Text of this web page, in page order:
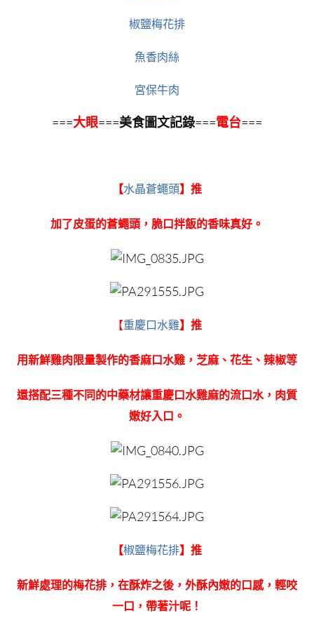
椒鹽梅花排
魚香肉絲
宮保牛肉
===大眼===美食圖文記錄===電台===
【水晶蒼蠅頭】推
加了皮蛋的蒼蠅頭，脆口拌飯的香味真好。
【重慶口水雞】推
用新鮮雞肉限量製作的香麻口水雞，芝麻、花生、辣椒等
還搭配三種不同的中藥材讓重慶口水雞麻的流口水，肉質
嫩好入口。
【椒鹽梅花排】推
新鮮處理的梅花排，在酥炸之後，外酥內嫩的口感，輕咬
一口，帶著汁呢！